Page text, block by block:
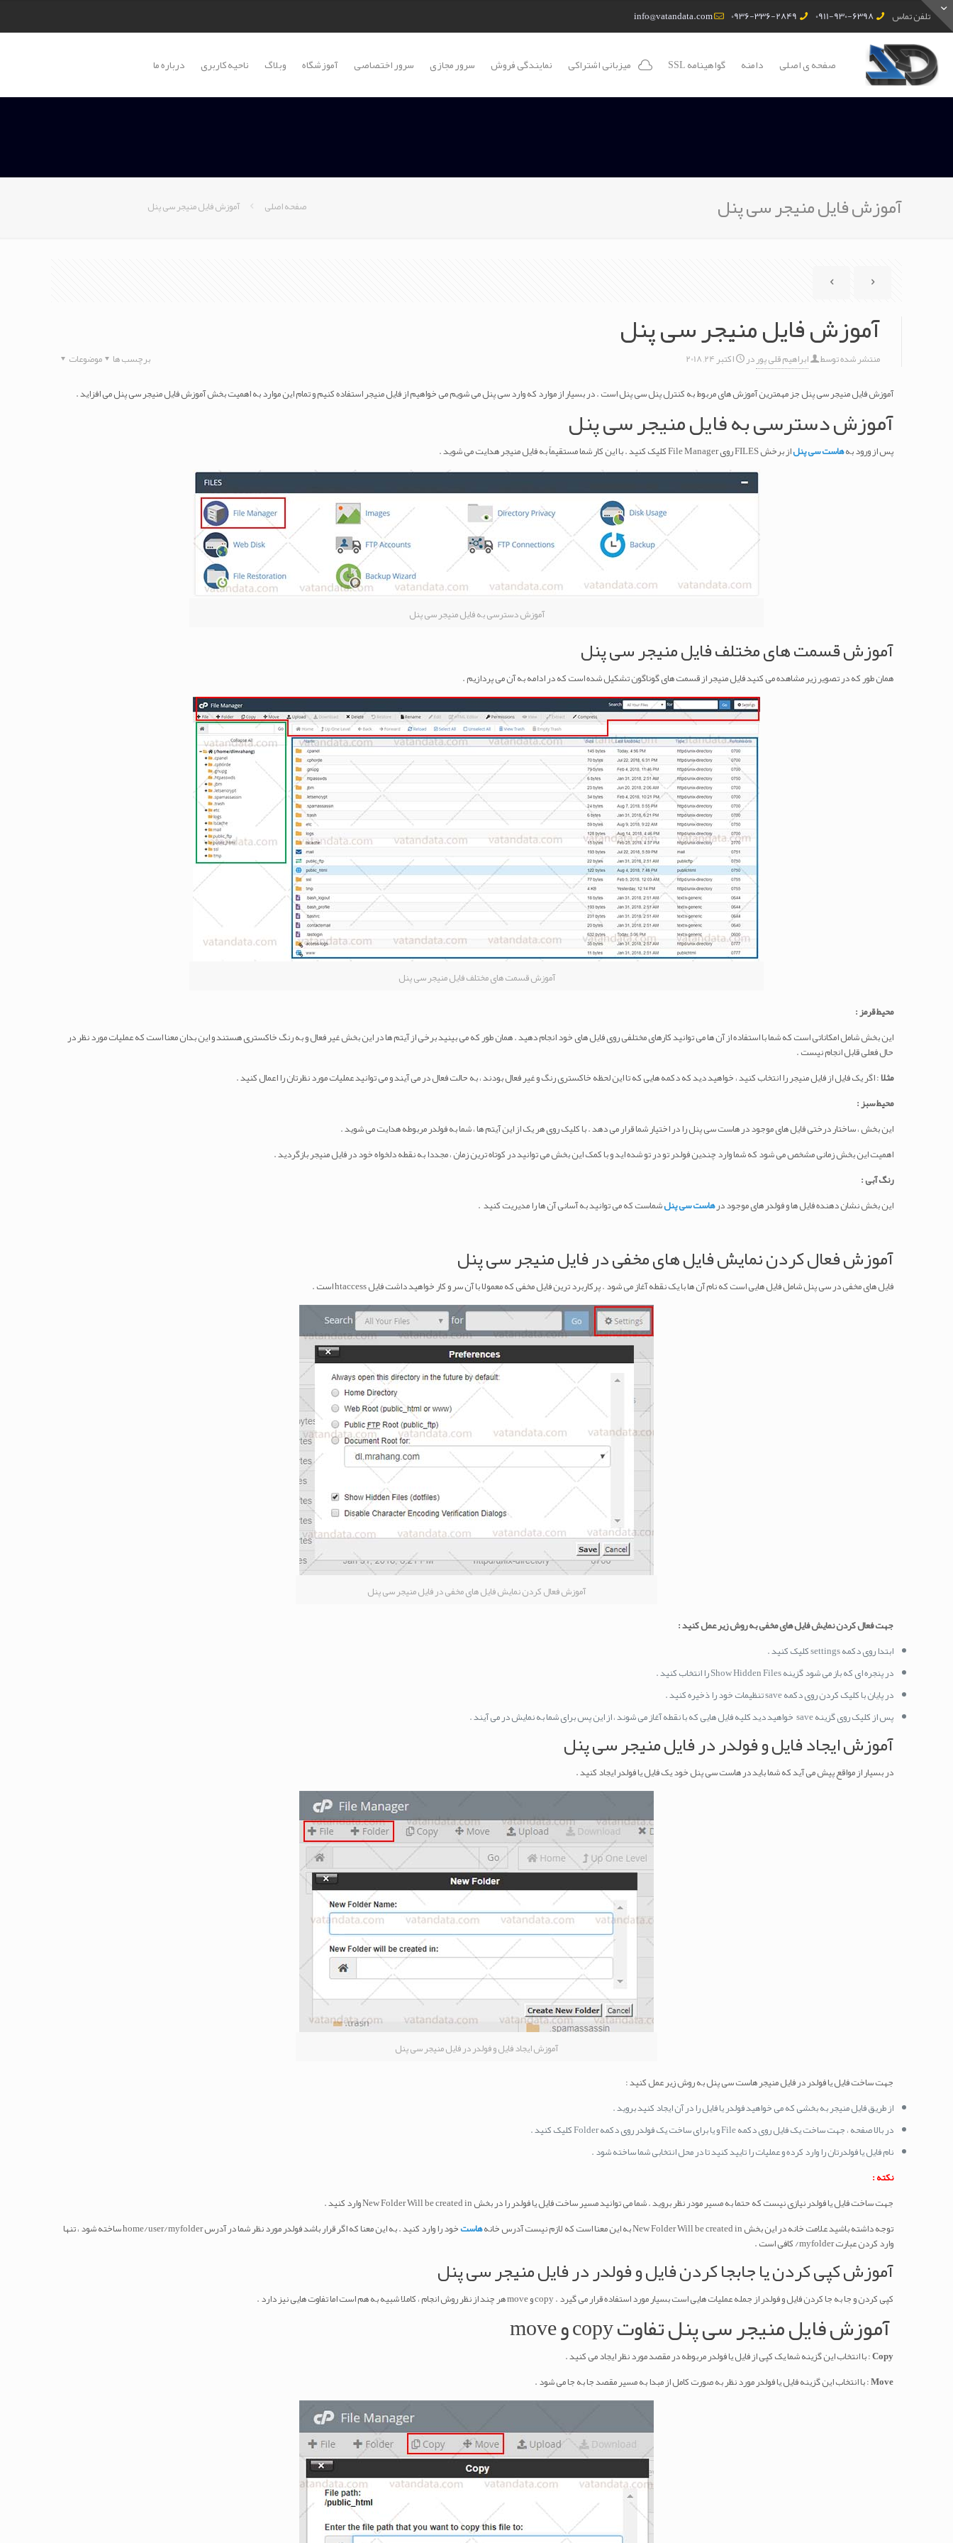
تلفن تماس 0911-930-6398
0936-336-2849
info@vatandata.com
صفحه ی اصلی دامنه گواهینامه SSL میزبانی اشتراکی نمایندگی فروش سرور مجازی سرور اختصاصی آموزشگاه وبلاگ ناحیه کاربری درباره ما
آموزش فایل منیجر سی پنل صفحه اصلی آموزش فایل منیجر سی پنل
آموزش فایل منیجر سی پنل
منتشر شده توسط ابراهیم قلی پوردر اکتبر 24, 2018 موضوعات
برچسب ها
آموزش فایل منیجر سی پنل جز مهمترین آموزش های مربوط به کنترل پنل سی پنل است . در بسیار از موارد که وارد سی پنل می شویم می خواهیم از فایل منیجر استفاده کنیم و تمام این موارد به اهمیت بخش آموزش فایل منیجر سی پنل می افزاید .
آموزش دسترسی به فایل منیجر سی پنل
پس از ورود بههاست سی پنلاز برخش FILES روی File Manager کلیک کنید . با این کار شما مستقیماً به فایل منیجر هدایت می شوید .
آموزش دسترسی به فایل منیجر سی پنل
آموزش قسمت های مختلف فایل منیجر سی پنل
همان طور که در تصویر زیر مشاهده می کنید فایل منیجر از قسمت های گوناگون تشکیل شده است که در ادامه به آن می پردازیم .
آموزش قسمت های مختلف فایل منیجر سی پنل
محیط قرمز :
این بخش شامل امکاناتی است که شما با استفاده از آن ها می توانید کارهای مختلفی روی فایل های خود انجام دهید . همان طور که می بینید برخی از آیتم ها در این بخش غیر فعال و به رنگ خاکستری هستند و این بدان معنا است که عملیات مورد نظر در
حال فعلی قابل انجام نیست .
مثلا: اگر یک فایل از فایل منیجر را انتخاب کنید ، خواهید دید که دکمه هایی که تا این لحظه خاکستری رنگ و غیر فعال بودند ، به حالت فعال در می آیند و می توانید عملیات مورد نظرتان را اعمال کنید .
محیط سبز :
این بخش ، ساختار درختی فایل های موجود در هاست سی پنل را در اختیار شما قرار می دهد . با کلیک روی هر یک از این آیتم ها ، شما به فولدر مربوطه هدایت می شوید .
اهمیت این بخش زمانی مشخص می شود که شما وارد چندین فولدر تو در تو شده اید و با کمک این بخش می توانید در کوتاه ترین زمان ، مجددا به نقطه دلخواه خود در فایل منیجر بازگردید .
رنگ آبی :
این بخش نشان دهنده فایل ها و فولدر های موجود درهاست سی پنلشماست که می توانید به آسانی آن ها را مدیریت کنید .
آموزش فعال کردن نمایش فایل های مخفی در فایل منیجر سی پنل
فایل های مخفی در سی پنل شامل فایل هایی است که نام آن ها با یک نقطه آغاز می شود . پرکاربرد ترین فایل مخفی که معمولا با آن سر و کار خواهید داشت فایل htaccess است .
آموزش فعال کردن نمایش فایل های مخفی در فایل منیجر سی پنل
جهت فعال کردن نمایش فایل های مخفی به روش زیر عمل کنید :
ابتدا روی دکمه settings کلیک کنید .
در پنجره ای که باز می شود گزینه Show Hidden Files را انتخاب کنید .
در پایان با کلیک کردن روی دکمه save تنظیمات خود را ذخیره کنید .
پس از کلیک روی گزینه save خواهید دید کلیه فایل هایی که با نقطه آغاز می شوند ، از این پس برای شما به نمایش در می آیند .
آموزش ایجاد فایل و فولدر در فایل منیجر سی پنل
در بسیار از مواقع پیش می آید که شما باید در هاست سی پنل خود یک فایل یا فولدر ایجاد کنید .
آموزش ایجاد فایل و فولدر در فایل منیجر سی پنل
جهت ساخت فایل یا فولدر در فایل منیجر هاست سی پنل به روش زیر عمل کنید :
از طریق فایل منیجر به بخشی که می خواهید فولدر یا فایل را در آن ایجاد کنید بروید .
در بالا صفحه ، جهت ساخت یک فایل روی دکمه File و یا برای ساخت یک فولدر روی دکمه Folder کلیک کنید .
نام فایل یا فولدرتان را وارد کرده و عملیات را تایید کنید تا در محل انتخابی شما ساخته شود .
نکته :
جهت ساخت فایل یا فولدر نیازی نیست که حتما به مسیر مودر نظر بروید . شما می توانید مسیر ساخت فایل یا فولدر را در بخش New Folder Will be created in وارد کنید .
توجه داشته باشید علامت خانه در این بخش New Folder Will be created in به این معنا است که لازم نیست آدرس خانه
هاست
خود را وارد کنید . به این معنا که اگر قرار باشد فولدر مورد نظر شما در آدرس home/user/myfolder ساخته شود ، تنها
وارد کردن عبارت myfolder/ کافی است .
آموزش کپی کردن یا جابجا کردن فایل و فولدر در فایل منیجر سی پنل
کپی کردن و جا به جا کردن فایل و فولدر از جمله عملیات هایی است بسیار مورد استفاده قرار می گیرد . copy و move هر چند از نظر روش انجام ، کاملا شبیه به هم است اما تفاوت هایی نیز دارد .
آموزش فایل منیجر سی پنل تفاوت copy و move
Copy: با انتخاب این گزینه شما یک کپی از فایل یا فولدر مربوطه در مقصد مورد نظر ایجاد می کنید .
Move: با انتخاب این گزینه فایل یا فولدر مورد نظر به صورت کامل از مبدا به مسیر مقصد جا به جا می شود .